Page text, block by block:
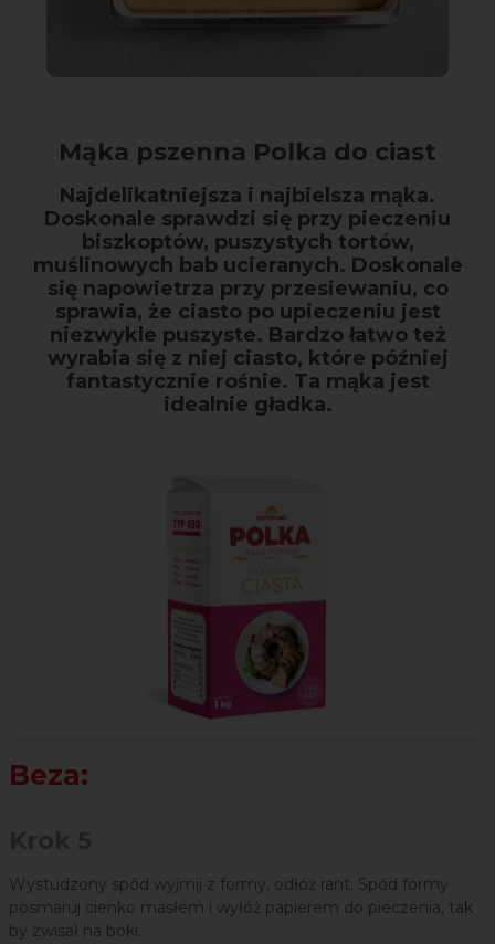
Mąka pszenna Polka do ciast
Najdelikatniejsza i najbielsza mąka.
Doskonale sprawdzi się przy pieczeniu
biszkoptów, puszystych tortów,
muślinowych bab ucieranych. Doskonale
się napowietrza przy przesiewaniu, co
sprawia, że ciasto po upieczeniu jest
niezwykle puszyste. Bardzo łatwo też
wyrabia się z niej ciasto, które później
fantastycznie rośnie. Ta mąka jest
idealnie gładka.
Beza:
Wystudzony spód wyjmij z formy, odłóż rant. Spód formy
posmaruj cienko masłem i wyłóż papierem do pieczenia, tak
by zwisał na boki.